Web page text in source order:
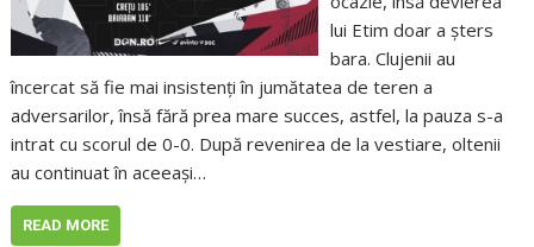
lui Etim doar a șters
bara. Clujenii au
încercat să fie mai insistenți în jumătatea de teren a
adversarilor, însă fără prea mare succes, astfel, la pauza s-a
intrat cu scorul de 0-0. După revenirea de la vestiare, oltenii
au continuat în aceeași…
READ MORE